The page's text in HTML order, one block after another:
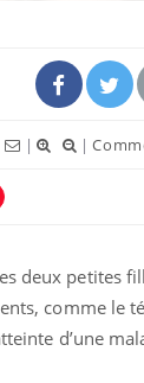
| |
deux petites
comme le
d’une